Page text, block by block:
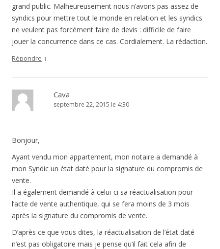
grand public. Malheureusement nous n’avons pas assez de
syndics pour mettre tout le monde en relation et les syndics
ne veulent pas forcément faire de devis : difficile de faire
jouer la concurrence dans ce cas. Cordialement. La rédaction.
Répondre ↓
Cava
septembre 22, 2015 le 4:30
Bonjour,
Ayant vendu mon appartement, mon notaire a demandé à
mon Syndic un état daté pour la signature du compromis de
vente.
Il a également demandé à celui-ci sa réactualisation pour
l’acte de vente authentique, qui se fera moins de 3 mois
après la signature du compromis de vente.
D’après ce que vous dites, la réactualisation de l’état daté
n’est pas obligatoire mais je pense qu’il fait cela afin de